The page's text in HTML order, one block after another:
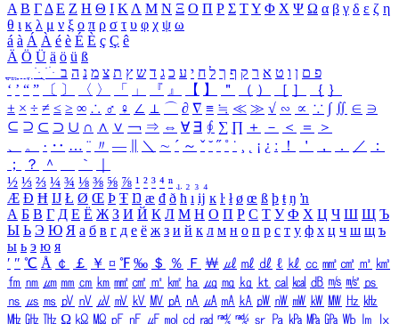
Α Β ΓΔ Ε Ζ Η Θ Ι ΚΛ Μ Ν Ξ Ο Π Ρ Σ ΤΥ Φ Χ Ψ Ω α β γ δ ε ζ η
θ ι κ λ μ ν ξ ο π ρ σ τ υ φ χ ψ ω
á à Á À é è É È ç Ç ê
Ä Ö Ü ä ö ü ß
ִֶֹ ֻּ ׁׂ פ ם ן ו ט א ר ק ף ך ל ח י ע כ ג ד ש ץ ת צ מ נ ה ב
‘ ’ “ ” 〔 〕 〈 〉 「 」 『 』 【 】 ＂ （ ） ［ ］ ｛ ｝
± × ÷ ≠ ≤ ≥ ∞ ∴ ♂ ♀ ∠ ⊥ ⌒ ∂ ∇ ≡ ≒ ≪ ≫ √ ∽ ∝ ∵ ∫ ∬ ∈ ∋
⊆ ⊇ ⊂ ⊃ ∪ ∩ ∧ ∨ ￢ ⇒ ⇔ ∀ ∃ ∮ ∑ ∏ ＋ － ＜ ＝
＞
、
。 · ‥ … ¨ 〃 ― ＼ ∼ ´ ～ ˇ ˘ ˝ ˚ ˙ ¸ ¡ ¿ ː ！ ＇ ， ． ／
：
；
？ ＾ ｀
½ ⅓ ⅔ ¼ ¾ ⅛ ⅜ ⅝ ⅞ ¹ ² ³ ⁴ ⁿ ₁ ₂ ₃ ₄
Æ Ð Ħ Ĳ Ł Ø Œ Þ Ŧ Ŋ æ đ ð ħ ı ĳ ĸ ŀ ł ø œ ß þ ŧ ŋ ŉ
А Б В Г Д Е Ё Ж З И Й К Л М Н О П Р С Т У Ф Х Ц Ч Ш Щ Ъ
Ы Ь Э Ю Я а б в г д е ё ж з и й к л м н о п р с т у ф х ц ч ш щ ъ
ы ь э ю я
′ ″ ℃ Å ￠ ￡ ￥ ¤ ℉ ‰ ＄ ％ Ｆ ￦ ㎕ ㎖ ㎗ ℓ ㎘ ㏄ ㎣ ㎤ ㎥ ㎦
㎙ ㎚ ㎛ ㎜ ㎝ ㎞ ㎟ ㎠ ㎡ ㎢ ㏊ ㎍ ㎎ ㎏ ㏏ ㎈ ㎉ ㏈ ㎧ ㎨ ㎰
㎱ ㎲ ㎳ ㎴ ㎵ ㎶ ㎷ ㎸ ㎹ ㎀ ㎁ ㎂ ㎃ ㎄ ㎺ ㎻ ㎽ ㎾ ㎿ ㎐ ㎑
㎒ ㎓ ㎔ Ω ㏀ ㏁ ㎊ ㎋ ㎌ ㏖ ㏅ ㎭ ㎮ ㎯ ㏛ ㎩ ㎪ ㎫ ㎬ ㏝ ㏐
㏓